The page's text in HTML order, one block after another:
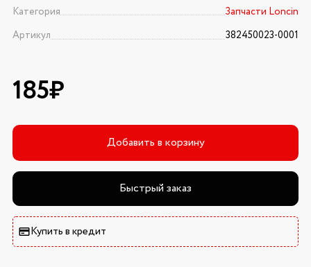
Категория
Запчасти Loncin
Артикул
382450023-0001
185₽
Добавить в корзину
Быстрый заказ
Купить в кредит